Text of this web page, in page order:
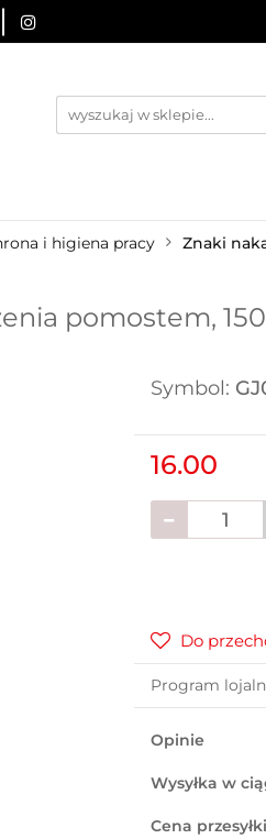
URZĄDZENIA BRD
i higiena pracy Znaki
pomostem,
Symbol:
16.00
Do
Program
Opinie
Wysyłka w
Cena przesyłki